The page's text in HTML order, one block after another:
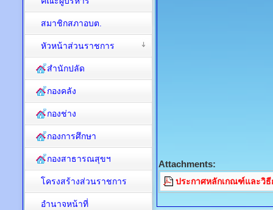
Attachments:
ประกาศหลักเกณฑ์และวิธี
สมาชิกสภาอบต.
หัวหน้าส่วนราชการ
สำนักปลัด
กองคลัง
กองช่าง
กองการศึกษา
กองสาธารณสุขฯ
โครงสร้างส่วนราชการ
อำนาจหน้าที่